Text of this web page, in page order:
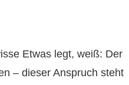
Etwas legt, weiß: Der
– dieser Anspruch steht